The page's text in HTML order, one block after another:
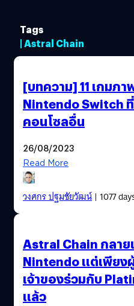
Tags
| Astral Chain
[บทความ] 11 เกมภ
Nintendo Switch
คอนโซลอื่น
26/08/2023
Read More
วงศกร ปฐมชัยวัฒน์| 1077
Astral Chain กลาย
Nintendo แต่เพียงผู้
เจ้าของร่วมกับ
แล้ว